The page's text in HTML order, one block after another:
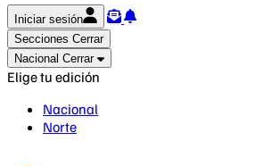
Iniciar sesión
Secciones Cerrar
Nacional Cerrar
Elige tu edición
Nacional
Norte